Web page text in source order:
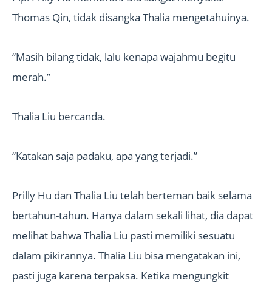
Thomas Qin, tidak disangka Thalia mengetahuinya.
“Masih bilang tidak, lalu kenapa wajahmu begitu
merah.”
Thalia Liu bercanda.
“Katakan saja padaku, apa yang terjadi.”
Prilly Hu dan Thalia Liu telah berteman baik selama
bertahun-tahun. Hanya dalam sekali lihat, dia dapat
melihat bahwa Thalia Liu pasti memiliki sesuatu
dalam pikirannya. Thalia Liu bisa mengatakan ini,
pasti juga karena terpaksa. Ketika mengungkit